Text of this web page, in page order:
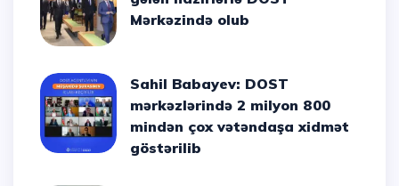
Mərkəzində olub
Sahil Babayev: DOST
mərkəzlərində 2 milyon 800
mindən çox vətəndaşa xidmət
göstərilib